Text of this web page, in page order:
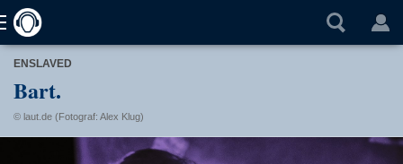
ENSLAVED
Bart.
© laut.de (Fotograf: Alex Klug)